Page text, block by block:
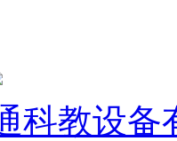
科教设备